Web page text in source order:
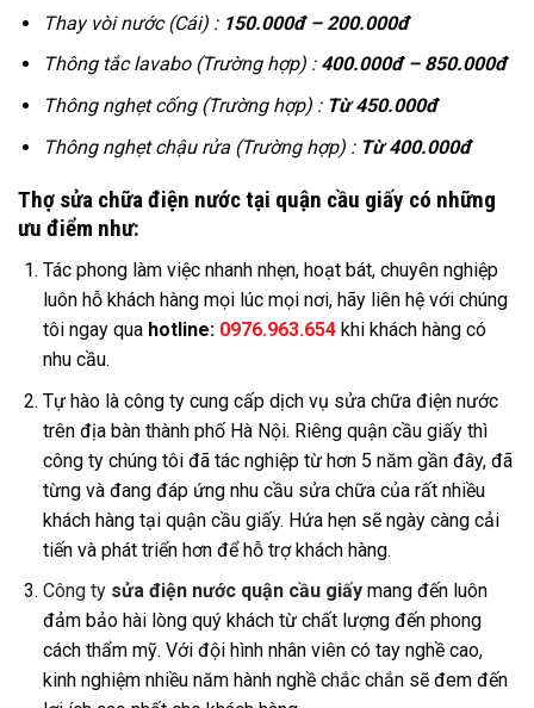
Thay vòi nước (Cái) : 150.000đ – 200.000đ
Thông tắc lavabo (Trường hợp) : 400.000đ – 850.000đ
Thông nghẹt cống (Trường hợp) : Từ 450.000đ
Thông nghẹt chậu rửa (Trường hợp) : Từ 400.000đ
Thợ sửa chữa điện nước tại quận cầu giấy có những
ưu điểm như:
Tác phong làm việc nhanh nhẹn, hoạt bát, chuyên nghiệp
luôn hỗ khách hàng mọi lúc mọi nơi, hãy liên hệ với chúng
tôi ngay quahotline: 0976.963.654 khi khách hàng có
nhu cầu.
Tự hào là công ty cung cấp dịch vụ sửa chữa điện nước
trên địa bàn thành phố Hà Nội. Riêng quận cầu giấy thì
công ty chúng tôi đã tác nghiệp từ hơn 5 năm gần đây, đã
từng và đang đáp ứng nhu cầu sửa chữa của rất nhiều
khách hàng tại quận cầu giấy. Hứa hẹn sẽ ngày càng cải
tiến và phát triển hơn để hỗ trợ khách hàng.
Công ty sửa điện nước quận cầu giấy mang đến luôn
đảm bảo hài lòng quý khách từ chất lượng đến phong
cách thẩm mỹ. Với đội hình nhân viên có tay nghề cao,
kinh nghiệm nhiều năm hành nghề chắc chắn sẽ đem đến